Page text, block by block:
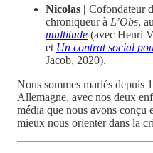
Nicolas | Cofondateur
chroniqueur à L’Obs,
multitude (avec Henri
et Un contrat social
Jacob, 2020).
Nous sommes mariés depuis
Allemagne, avec nos deux
média que nous avons conçu
mieux nous orienter dans la